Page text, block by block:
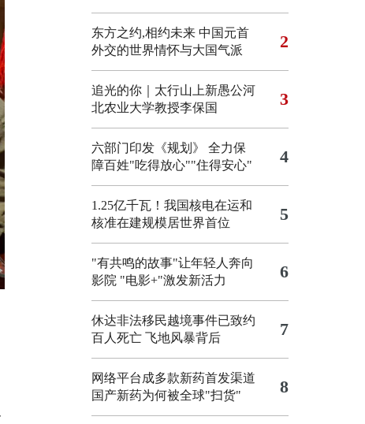
东方之约,相约未来 中国元首
外交的世界情怀与大国气派
2
追光的你｜太行山上新愚公河
北农业大学教授李保国
3
六部门印发《规划》 全力保
障百姓"吃得放心""住得安心"
4
1.25亿千瓦！我国核电在运和
核准在建规模居世界首位
5
"有共鸣的故事"让年轻人奔向
影院 "电影+"激发新活力 6
休达非法移民越境事件已致约
百人死亡 飞地风暴背后 7
网络平台成多款新药首发渠道
国产新药为何被全球"扫货"
8